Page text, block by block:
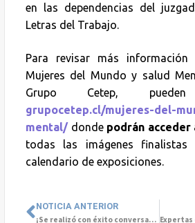
en las dependencias del
Letras del Trabajo.
Para revisar más
Mujeres del Mundo y salud
Grupo Cetep,
grupocetep.cl/mujeres-del-
mental/ donde podrán
todas las imágenes
calendario de exposiciones.
NOTICIA ANTERIOR
¡Se realizó con éxito conversatorio en la Universidad de Las Américas junto a Grupo Cetep en Concepción!